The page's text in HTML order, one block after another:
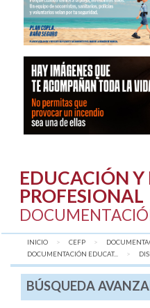
EDUCACIÓN
PROFESIONAL
INICIO CEFP
DOCUMENTACIÓN EDUCAT...
BÚSQUEDA